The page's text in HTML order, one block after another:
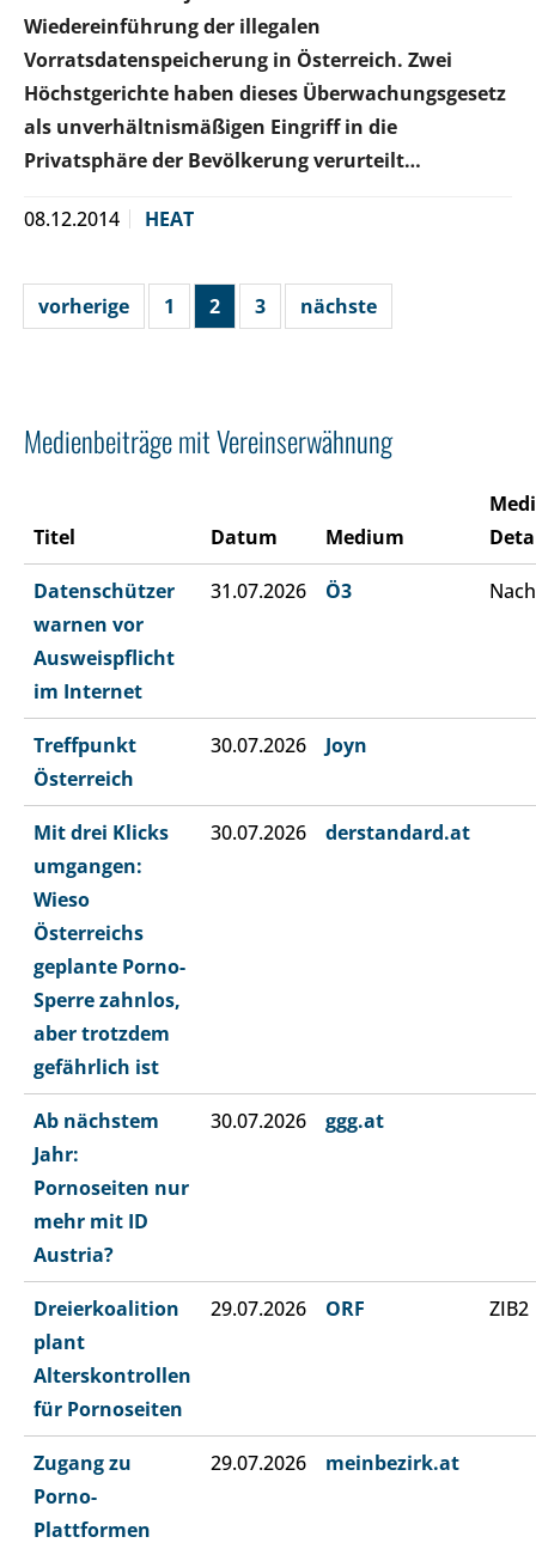
Wiedereinführung der illegalen
Vorratsdatenspeicherung in Österreich. Zwei
Höchstgerichte haben dieses Überwachungsgesetz
als unverhältnismäßigen Eingriff in die
Privatsphäre der Bevölkerung verurteilt…
08.12.2014 HEAT
vorherige 1 2 3 nächste
Medienbeiträge mit Vereinserwähnung
Titel Datum Medium
Datenschützer
warnen vor
Ausweispflicht
im Internet
31.07.2026 Ö3
Treffpunkt
Österreich
30.07.2026 Joyn
Mit drei Klicks
umgangen:
Wieso
Österreichs
geplante Porno-
Sperre zahnlos,
aber trotzdem
gefährlich ist
30.07.2026 derstandard.at
Ab nächstem
Jahr:
Pornoseiten nur
mehr mit ID
Austria?
30.07.2026 ggg.at
Dreierkoalition
plant
Alterskontrollen
für Pornoseiten
29.07.2026 ORF ZIB2
Zugang zu
Porno-
Plattformen
29.07.2026 meinbezirk.at